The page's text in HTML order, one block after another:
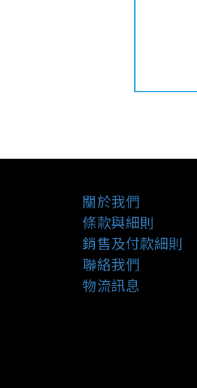
關於我們
條款與細則
銷售及付款細則
聯絡我們
物流訊息